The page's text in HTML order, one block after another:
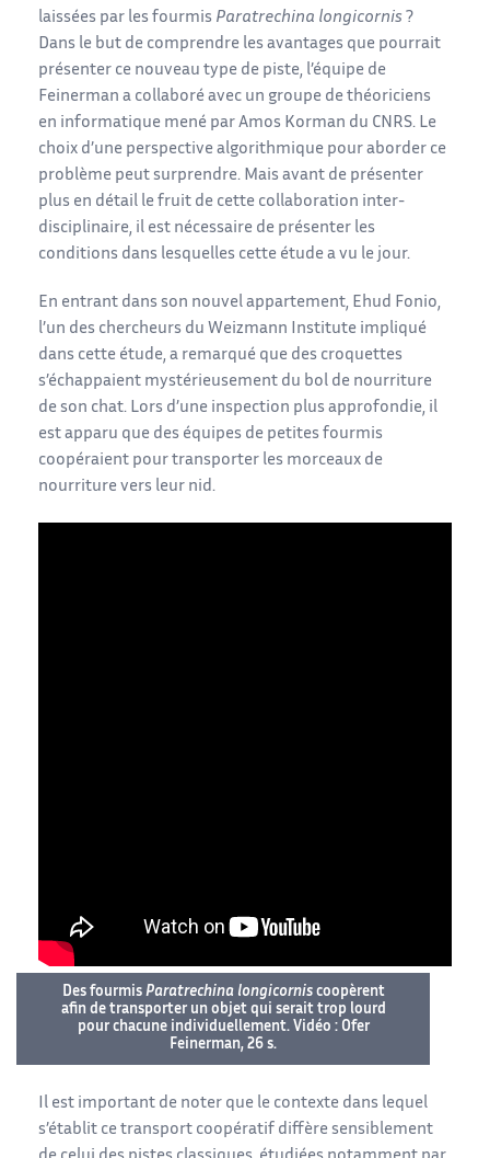
laissées par les fourmis Paratrechina longicornis ?
Dans le but de comprendre les avantages que pourrait
présenter ce nouveau type de piste, l’équipe de
Feinerman a collaboré avec un groupe de théoriciens
en informatique mené par Amos Korman du CNRS. Le
choix d’une perspective algorithmique pour aborder ce
problème peut surprendre. Mais avant de présenter
plus en détail le fruit de cette collaboration inter-
disciplinaire, il est nécessaire de présenter les
conditions dans lesquelles cette étude a vu le jour.
En entrant dans son nouvel appartement, Ehud Fonio,
l’un des chercheurs du Weizmann Institute impliqué
dans cette étude, a remarqué que des croquettes
s’échappaient mystérieusement du bol de nourriture
de son chat. Lors d’une inspection plus approfondie, il
est apparu que des équipes de petites fourmis
coopéraient pour transporter les morceaux de
nourriture vers leur nid.
Des fourmis Paratrechina longicorniscoopèrent
afin de transporter un objet qui serait trop lourd
pour chacune individuellement. Vidéo : Ofer
Feinerman, 26 s.
Il est important de noter que le contexte dans lequel
s’établit ce transport coopératif diffère sensiblement